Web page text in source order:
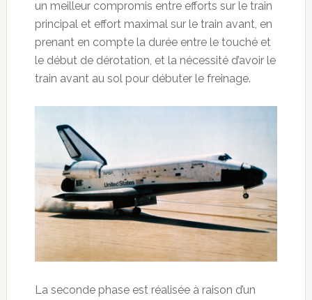
un meilleur compromis entre efforts sur le train
principal et effort maximal sur le train avant, en
prenant en compte la durée entre le touché et
le début de dérotation, et la nécessité d’avoir le
train avant au sol pour débuter le freinage.
La seconde phase est réalisée à raison d’un